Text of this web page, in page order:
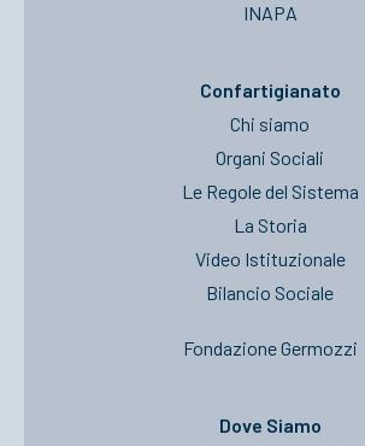
INAPA
Confartigianato
Chi siamo
Organi Sociali
Le Regole del Sistema
La Storia
Video Istituzionale
Bilancio Sociale
Fondazione Germozzi
Dove Siamo